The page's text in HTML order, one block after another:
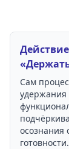
Сам
удержания
осознания
готовности.